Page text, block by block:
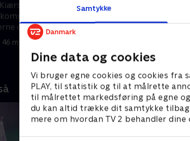
Samtykke
Dine data og cookies
Vi bruger egne cookies og cookies fra
PLAY, til statistik og til at målrette
til målrettet markedsføring på egne
du kan altid trække dit samtykke
mere om hvordan TV 2 behandler dine
gæster Brix
vi helt
og snakker med
min
& Jørgensen og afslører,